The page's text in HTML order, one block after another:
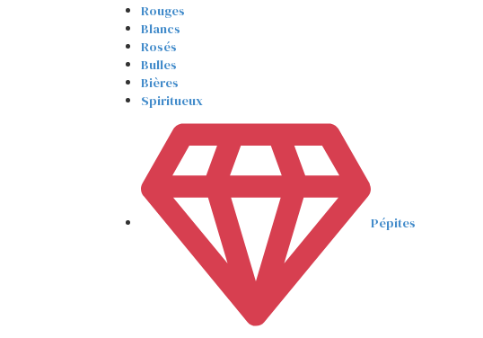
Rouges
Blancs
Rosés
Bulles
Bières
Spiritueux
Pépites